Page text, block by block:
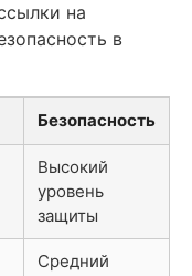
на
в
Безопасность
Высокий
уровень
защиты
Средний